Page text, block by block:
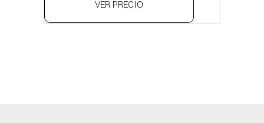
VER PRECIO